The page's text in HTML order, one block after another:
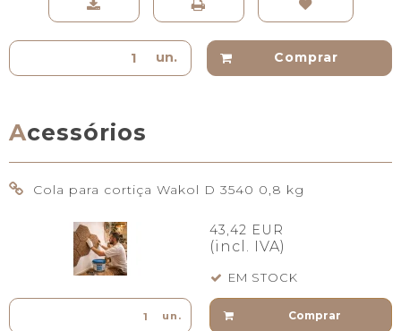
un. Comprar
Acessórios
Cola para cortiça Wakol D 3540 0,8 kg
43,42 EUR
(incl. IVA)
EM STOCK
un. Comprar